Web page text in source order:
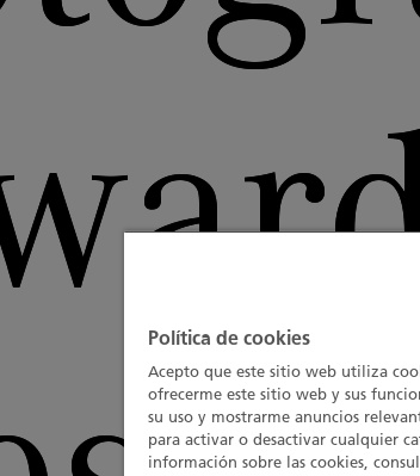
Política de cookies
Acepto que este sitio web utiliza
ofrecerme este sitio web y sus
su uso y mostrarme anuncios
para activar o desactivar cualquier
información sobre las cookies,